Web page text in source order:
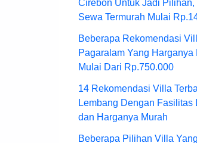
Cirebon Untuk Jadi Pilihan,
Sewa Termurah Mulai
Beberapa Rekomendasi
Pagaralam Yang Harganya
Mulai Dari Rp.750.000
14 Rekomendasi Villa
Lembang Dengan Fasilitas
dan Harganya Murah
Beberapa Pilihan Villa